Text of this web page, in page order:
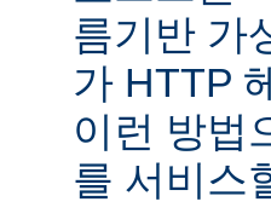
름기반 가
가 HTTP
이런 방법
를 서비스